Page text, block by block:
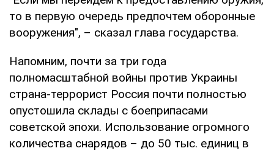
то в первую очередь предпочтем оборонные
вооружения", – сказал глава государства.
Напомним, почти за три года
полномасштабной войны против Украины
страна-террорист Россия почти полностью
опустошила склады с боеприпасами
советской эпохи. Использование огромного
количества снарядов – до 50 тыс. единиц в